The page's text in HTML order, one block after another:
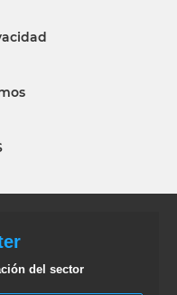
del sector